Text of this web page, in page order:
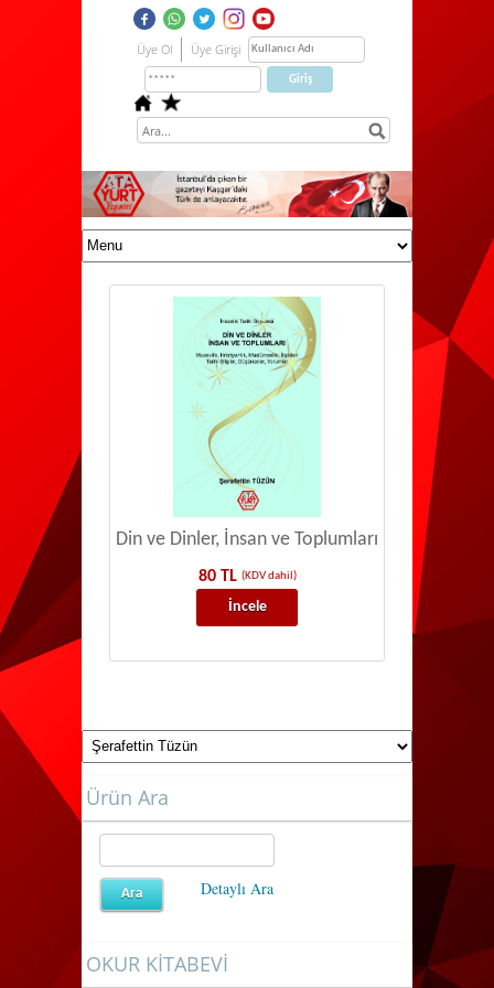
Üye Ol Üye Girişi
Din ve Dinler, İnsan ve Toplumları
80 TL (KDV dahil)
İncele
Ürün Ara
Detaylı Ara
OKUR KİTABEVİ